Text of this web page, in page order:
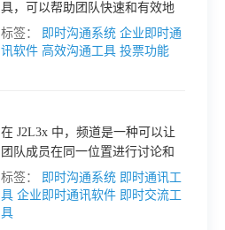
具，可以帮助团队快速和有效地
做出决策。投票功能可以帮助团
队或群体快速做出决策，并提高
度和公正性等。
标签： 即时沟通系统 企业即时通
讯软件 高效沟通工具 投票功能
在 J2L3x 中，频道是一种可以让
团队成员在同一位置进行讨论和
协作的方式。频道列表位于 J2L3x
的左侧边栏。频道分为三种类
型：公开频道、专用频道和私
标签： 即时沟通系统 即时通讯工
具 企业即时通讯软件 即时交流工
具